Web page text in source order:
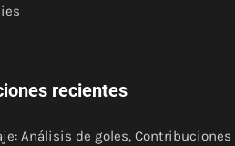
recientes
Análisis de goles, Contribuciones